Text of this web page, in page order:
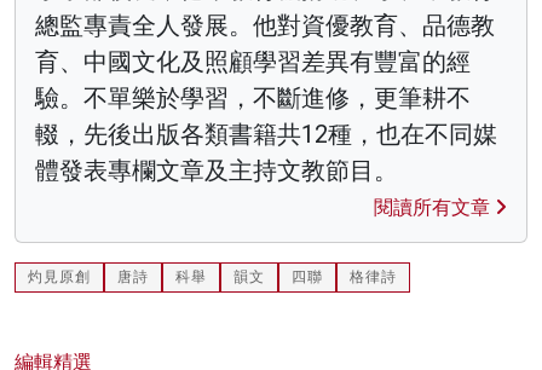
總監專責全人發展。他對資優教育、品德教
育、中國文化及照顧學習差異有豐富的經
驗。不單樂於學習，不斷進修，更筆耕不
輟，先後出版各類書籍共12種，也在不同媒
體發表專欄文章及主持文教節目。
閱讀所有文章
灼見原創 唐詩 科舉 韻文 四聯 格律詩
編輯精選